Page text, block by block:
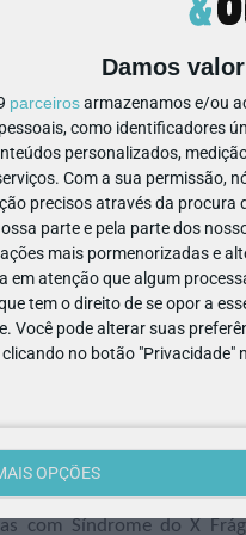
Damos
parceirosarmazenamos e/ou
como identificadores
personalizados,
Com a sua permissão,
precisos através da
parte e pela parte dos
mais pormenorizadas e
em atenção que algum
tem o direito de se opor a
Você pode alterar suas
no botão "Privacidade"
OPÇÕES
X Frágil podem também
do ouvido por otite
no processamento sensorial.
referir orelhas
e no caso dos rapazes
variedade na
e défices intelectuais.
leitura de mapas e
no entanto há muitas
suas famílias. Com
com Síndrome do X